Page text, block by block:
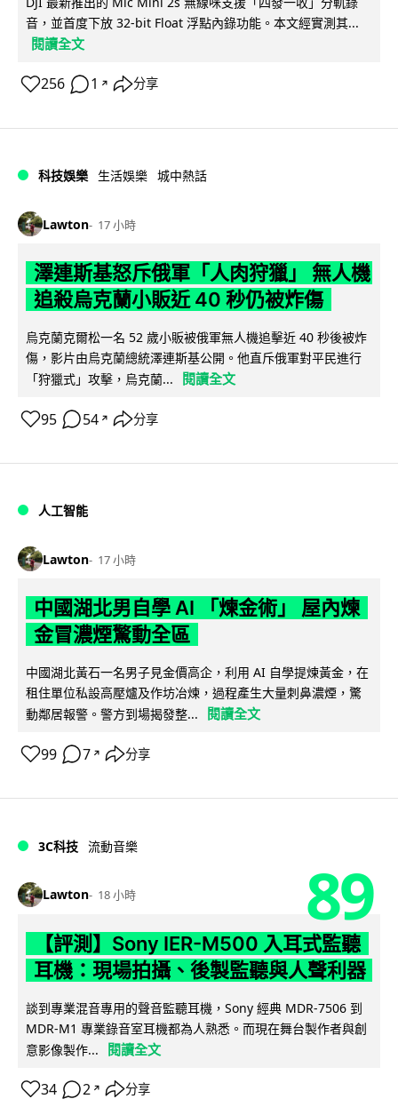
音，並首度下放 32-bit Float 浮點內錄功能。本文經實測其...
閱讀全文
256 1 ↗ 分享
科技娛樂 生活娛樂 城中熱話
Lawton 17 小時
澤連斯基怒斥俄軍「人肉狩獵」 無人機
追殺烏克蘭小販近 40 秒仍被炸傷
烏克蘭克爾松一名 52 歲小販被俄軍無人機追擊近 40 秒後被炸
傷，影片由烏克蘭總統澤連斯基公開。他直斥俄軍對平民進行
「狩獵式」攻擊，烏克蘭...
閱讀全文
95 54 ↗ 分享
人工智能
Lawton 17 小時
中國湖北男自學 AI 「煉金術」 屋內煉
金冒濃煙驚動全區
中國湖北黃石一名男子見金價高企，利用 AI 自學提煉黃金，在
租住單位私設高壓爐及作坊冶煉，過程產生大量刺鼻濃煙，驚
動鄰居報警。警方到場揭發整...
閱讀全文
99 7 ↗ 分享
3C科技 流動音樂
Lawton 18 小時 89
【評測】Sony IER-M500 入耳式監聽
耳機：現場拍攝、後製監聽與人聲利器
談到專業混音專用的聲音監聽耳機，Sony 經典 MDR-7506 到
MDR-M1 專業錄音室耳機都為人熟悉。而現在舞台製作者與創
意影像製作...
閱讀全文
34 2 ↗ 分享